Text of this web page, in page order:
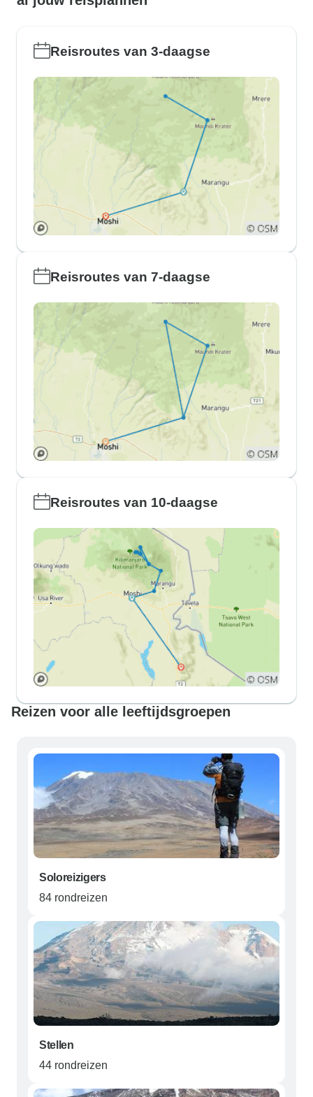
Reisroutes van 3-daagse
Reisroutes van 7-daagse
Reisroutes van 10-daagse
Reizen voor alle leeftijdsgroepen
Soloreizigers
84 rondreizen
Stellen
44 rondreizen